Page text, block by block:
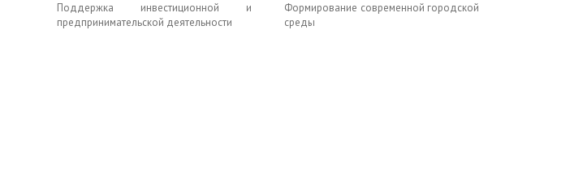
Поддержка инвестиционной и
предпринимательской деятельности
Формирование современной городской
среды